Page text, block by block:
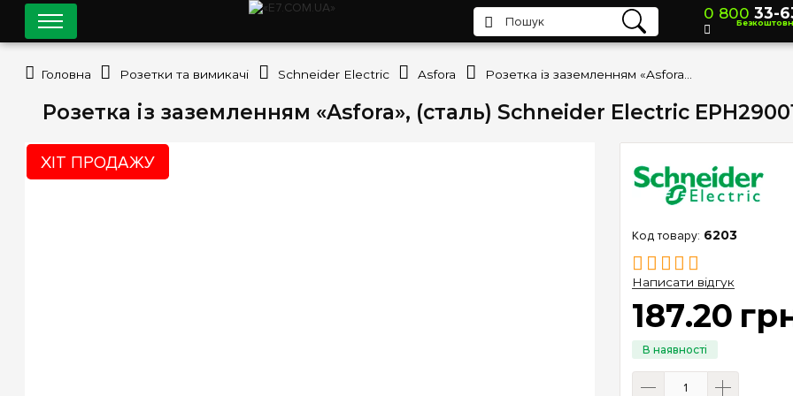
Розетка із заземленням «Asfora», (сталь) Schneider Electric
ХІТ ПРОДАЖУ
6203
Написати відгук
187.20
0 800 33-
Головна Розетки та вимикачі Schneider Electric Asfora